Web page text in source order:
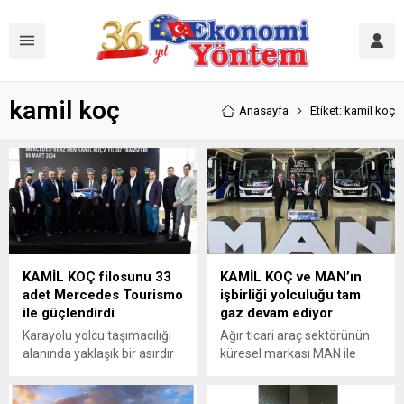
kamil koç Anasayfa Etiket: kamil koç
KAMİL KOÇ filosunu 33
adet Mercedes Tourismo
ile güçlendirdi
Karayolu yolcu taşımacılığı
alanında yaklaşık bir asırdır
teslim aldığı yeni Mercedes-
KAMİL KOÇ ve MAN’ın
işbirliği yolculuğu tam
gaz devam ediyor
Ağır ticari araç sektörünün
küresel markası MAN ile
edilen lider seyahat markası